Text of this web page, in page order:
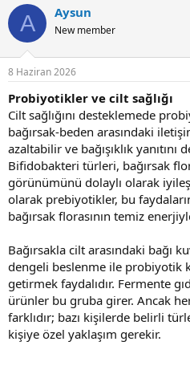
n
u
u
B
a
ş
l
a
t
a
n
ş
a
g
ı
ç
a
r
i
h
i
A Aysun
New member
8 Haziran 2026
Probiyotikler ve cilt sağlığı
Cilt sağlığını desteklemede
bağırsak-beden arasındaki
azaltabilir ve bağışıklık
Bifidobakteri türleri, bağırsak
görünümünü dolaylı olarak
olarak prebiyotikler, bu
bağırsak florasının temiz
Bağırsakla cilt arasındaki bağı
dengeli beslenme ile probiyotik
getirmek faydalıdır. Fermente
ürünler bu gruba girer. Ancak
farklıdır; bazı kişilerde belirli
kişiye özel yaklaşım gerekir.